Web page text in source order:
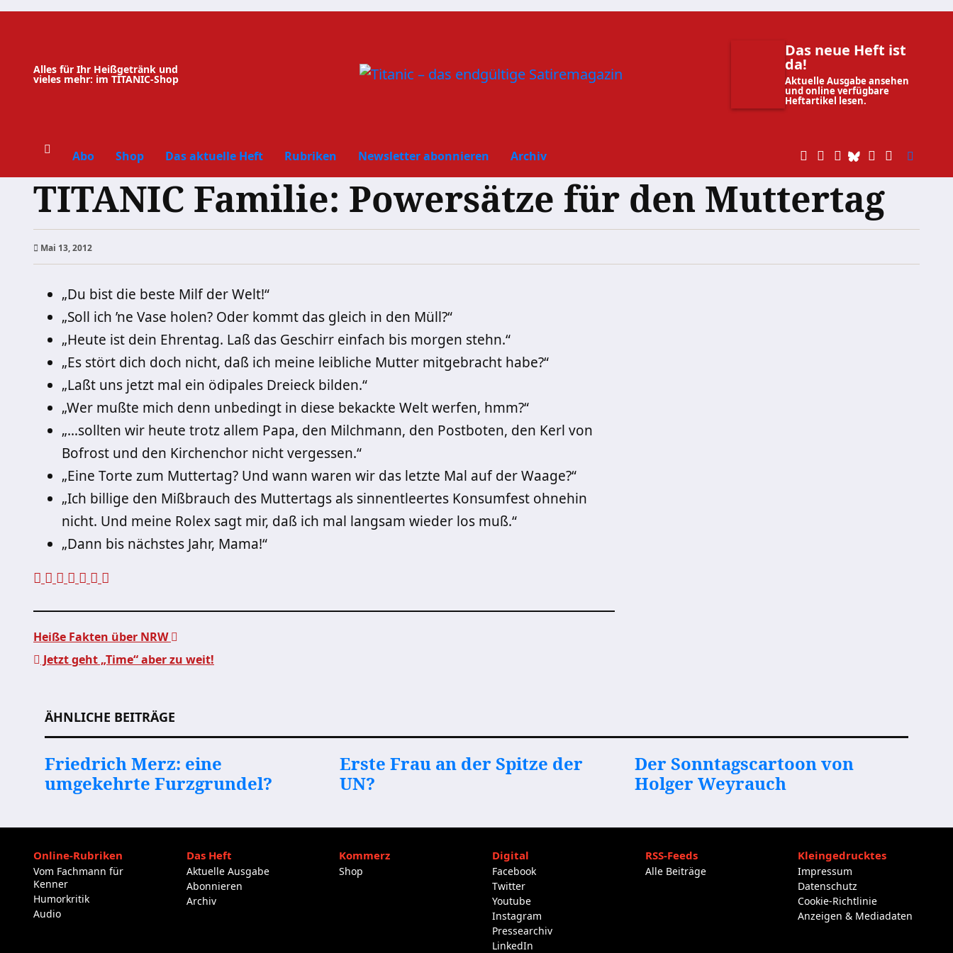
Zum
Alles für Ihr Heißgetränk und
vieles mehr: im TITANIC-Shop
Das neue Heft ist
da!
Aktuelle Ausgabe ansehen
und online verfügbare
Heftartikel lesen.
Abo Shop Das aktuelle Heft Rubriken Newsletter abonnieren Archiv
TITANIC Familie: Powersätze für den Muttertag
Mai 13, 2012
„Du bist die beste Milf der Welt!“
„Soll ich ’ne Vase holen? Oder kommt das gleich in den Müll?“
„Heute ist dein Ehrentag. Laß das Geschirr einfach bis morgen stehn.“
„Es stört dich doch nicht, daß ich meine leibliche Mutter mitgebracht habe?“
„Laßt uns jetzt mal ein ödipales Dreieck bilden.“
„Wer mußte mich denn unbedingt in diese bekackte Welt werfen, hmm?“
„…sollten wir heute trotz allem Papa, den Milchmann, den Postboten, den Kerl von
Bofrost und den Kirchenchor nicht vergessen.“
„Eine Torte zum Muttertag? Und wann waren wir das letzte Mal auf der Waage?“
„Ich billige den Mißbrauch des Muttertags als sinnentleertes Konsumfest ohnehin
nicht. Und meine Rolex sagt mir, daß ich mal langsam wieder los muß.“
„Dann bis nächstes Jahr, Mama!“
Heiße Fakten über NRW
Jetzt geht „Time“ aber zu weit!
ÄHNLICHE BEITRÄGE
Friedrich Merz: eine
umgekehrte Furzgrundel?
Erste Frau an der Spitze der
UN?
Der Sonntagscartoon von
Holger Weyrauch
Online-Rubriken
Vom Fachmann für
Kenner
Humorkritik
Audio
Das Heft
Aktuelle Ausgabe
Abonnieren
Archiv
Kommerz
Shop
Digital
Facebook
Twitter
Youtube
Instagram
Pressearchiv
LinkedIn
RSS-Feeds
Alle Beiträge
Kleingedrucktes
Impressum
Datenschutz
Cookie-Richtlinie
Anzeigen & Mediadaten